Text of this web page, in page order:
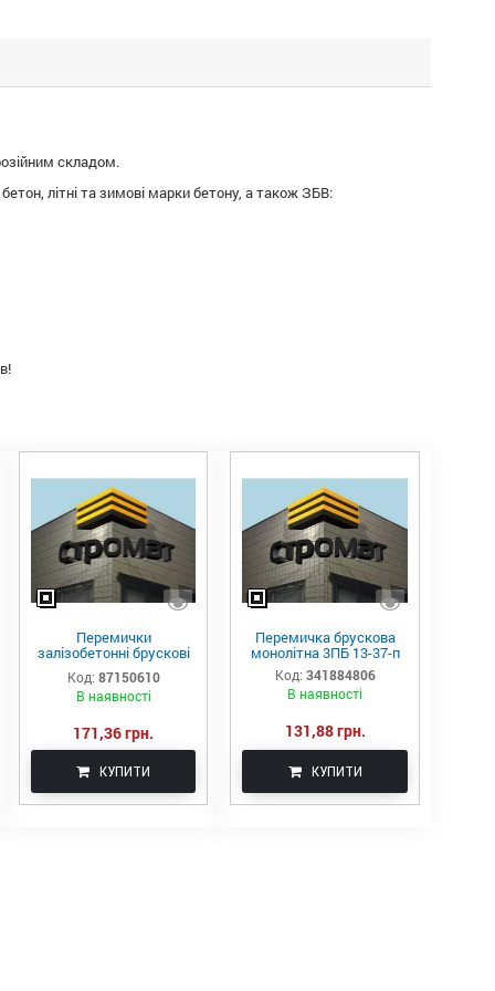
складом.
літні та зимові марки бетону, а також ЗБВ:
Перемички
залізобетонні брускові
3ПБ21-8-п
Код: 87150610
В наявності
171,36 грн.
КУПИТИ
Перемичка брускова
монолітна 3ПБ 13-37-п
Код: 341884806
В наявності
131,88 грн.
КУПИТИ